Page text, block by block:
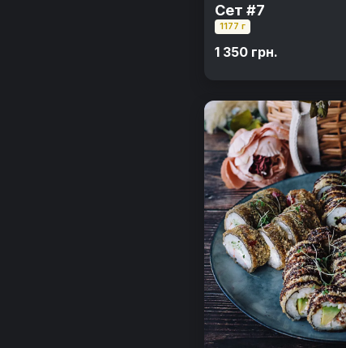
Сет #7
1177 г
1 350 грн.